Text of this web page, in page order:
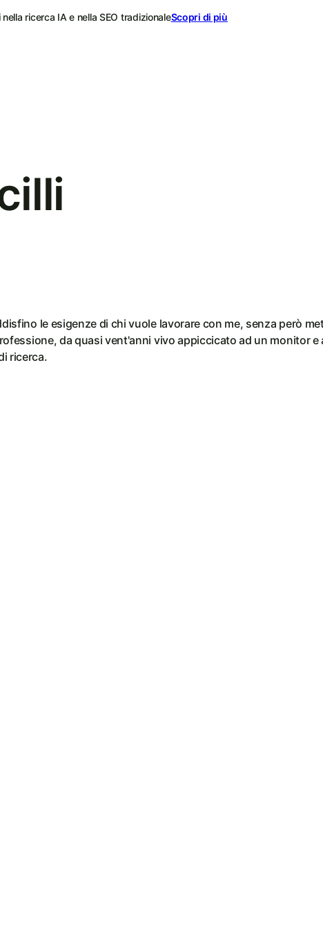
nella ricerca IA e nella SEO tradizionaleScopri di più
le esigenze di chi vuole lavorare con me, senza però
da quasi vent'anni vivo appiccicato ad un monitor e
ricerca.